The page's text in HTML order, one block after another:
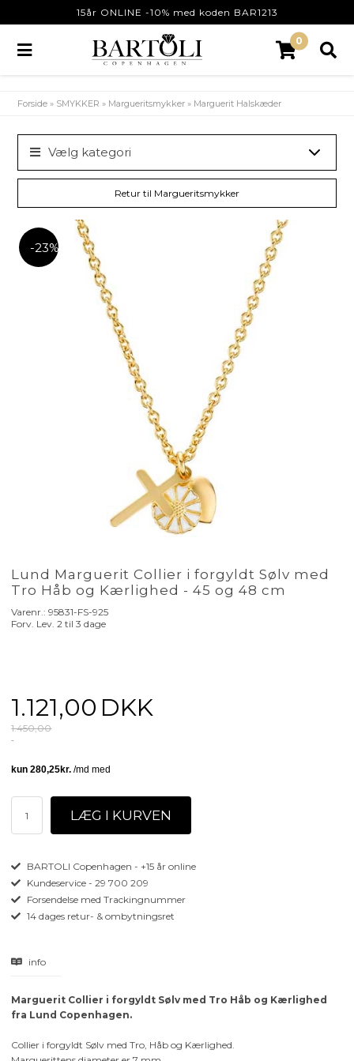
15år ONLINE -10% med koden BAR1213
0
Forside » SMYKKER » Margueritsmykker » Marguerit Halskæder
Vælg kategori
Retur til Margueritsmykker
-23%
Lund Marguerit Collier i forgyldt Sølv med
Tro Håb og Kærlighed - 45 og 48 cm
Varenr.:95831-FS-925
Forv. Lev. 2 til 3 dage
1.121,00 DKK
1.450,00
BARTOLI Copenhagen - +15 år online
Kundeservice - 29 700 209
Forsendelse med Trackingnummer
14 dages retur- & ombytningsret
info
Marguerit Collier i forgyldt Sølv med Tro Håb og Kærlighed
fra Lund Copenhagen.
Collier i forgyldt Sølv med Tro, Håb og Kærlighed.